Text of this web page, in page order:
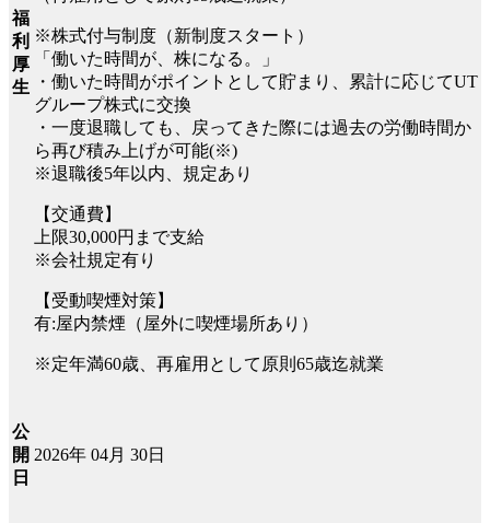
福
利
厚
生
※株式付与制度（新制度スタート）
「働いた時間が、株になる。」
・働いた時間がポイントとして貯まり、累計に応じてUT
グループ株式に交換
・一度退職しても、戻ってきた際には過去の労働時間か
ら再び積み上げが可能(※)
※退職後5年以内、規定あり
【交通費】
上限30,000円まで支給
※会社規定有り
【受動喫煙対策】
有:屋内禁煙（屋外に喫煙場所あり）
※定年満60歳、再雇用として原則65歳迄就業
公
開
日
2026年 04月 30日